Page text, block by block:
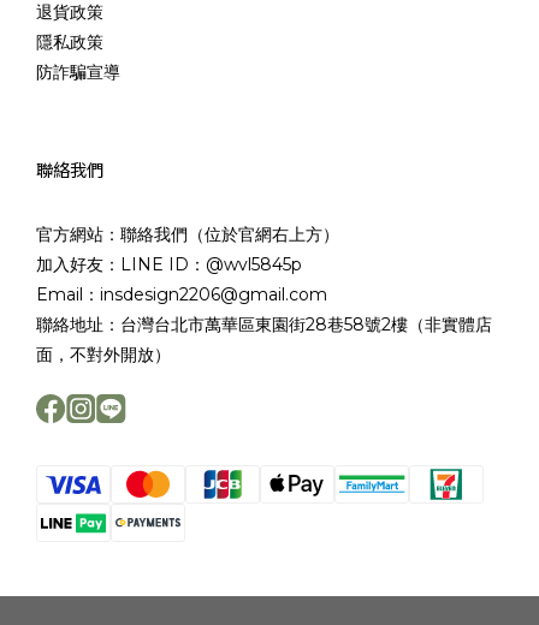
退貨政策
隱私政策
防詐騙宣導
聯絡我們
官方網站：聯絡我們（位於官網右上方）
加入好友：LINE ID：@wvl5845p
Email：insdesign2206@gmail.com
聯絡地址：台灣台北市萬華區東園街28巷58號2樓（非實體店
面，不對外開放）